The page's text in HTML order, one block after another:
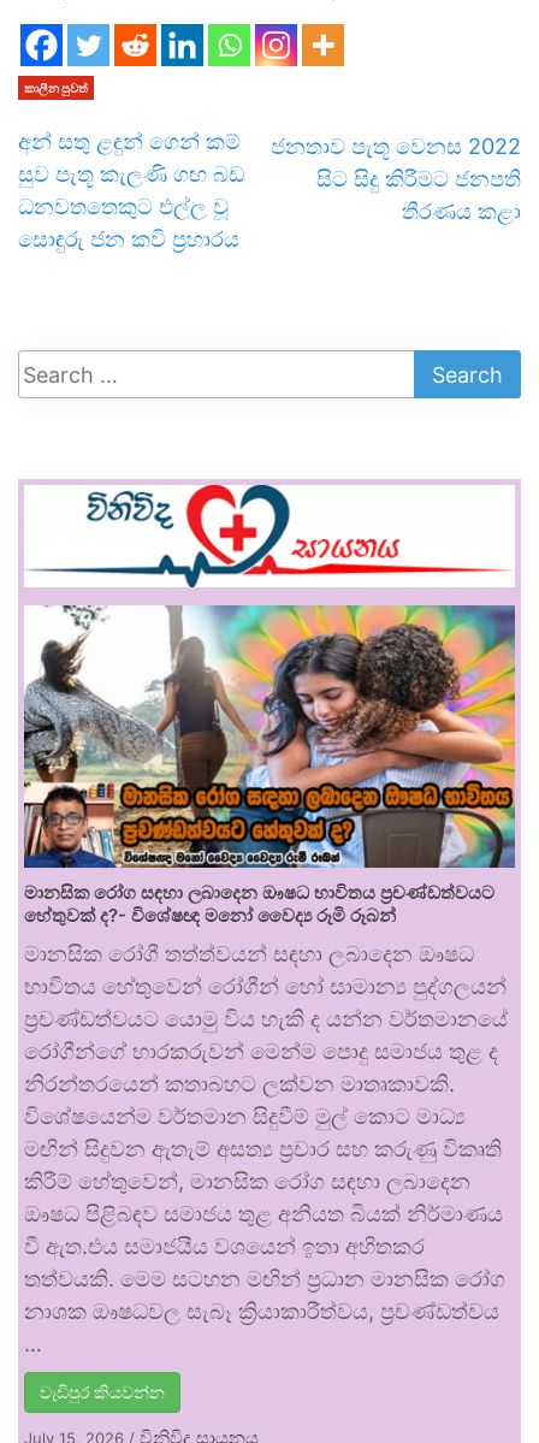
කාලීන පුවත්
අන් සතු ළඳුන් ගෙන් කම්
සුව පැතූ කැලණි ගඟ බඩ
ධනවතතෙකුට එල්ල වූ
සොඳුරු ජන කවි ප්‍රහාරය
ජනතාව පැතූ වෙනස 2022
සිට සිදු කිරීමට ජනපති
තීරණය කළා
මානසික රෝග සඳහා ලබාදෙන ඖෂධ භාවිතය ප්‍රචණ්ඩත්වයට
හේතුවක් ද?- විශේෂඥ මනෝ වෛද්‍ය රූමි රූබන්
මානසික රෝගී තත්ත්වයන් සඳහා ලබාදෙන ඖෂධ
භාවිතය හේතුවෙන් රෝගීන් හෝ සාමාන්‍ය පුද්ගලයන්
ප්‍රචණ්ඩත්වයට යොමු විය හැකි ද යන්න වර්තමානයේ
රෝගීන්ගේ භාරකරුවන් මෙන්ම පොදු සමාජය තුළ ද
නිරන්තරයෙන් කතාබහට ලක්වන මාතෘකාවකි.
විශේෂයෙන්ම වර්තමාන සිදුවීම් මුල් කොට මාධ්‍ය
මඟින් සිදුවන ඇතැම් අසත්‍ය ප්‍රචාර සහ කරුණු විකෘති
කිරීම් හේතුවෙන්, මානසික රෝග සඳහා ලබාදෙන
ඖෂධ පිළිබඳව සමාජය තුළ අනියත බියක් නිර්මාණය
වී ඇත.එය සමාජයීය වශයෙන් ඉතා අහිතකර
තත්වයකි. මෙම සටහන මඟින් ප්‍රධාන මානසික රෝග
නාශක ඖෂධවල සැබෑ ක්‍රියාකාරීත්වය, ප්‍රචණ්ඩත්වය
…
වැඩිපුර කියවන්න
July 15, 2026 / විනිවිද සායනය